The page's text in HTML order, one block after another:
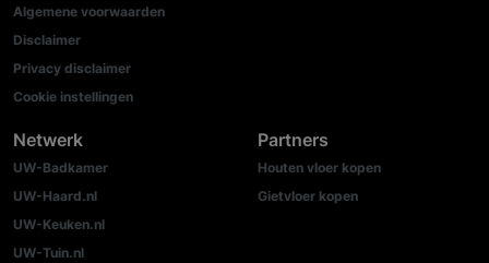
Algemene voorwaarden
Disclaimer
Privacy disclaimer
Cookie instellingen
Netwerk
UW-Badkamer
UW-Haard.nl
UW-Keuken.nl
UW-Tuin.nl
Partners
Houten vloer kopen
Gietvloer kopen